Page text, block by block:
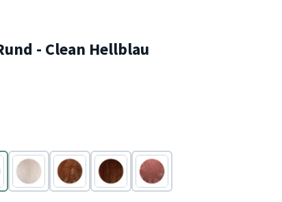
- Clean Hellblau
Beige Braun Braun
Rosa